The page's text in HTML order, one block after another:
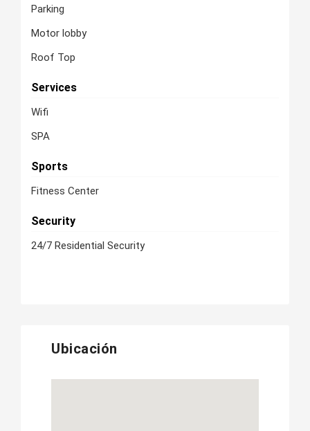
Parking
Motor lobby
Roof Top
Services
Wifi
SPA
Sports
Fitness Center
Security
24/7 Residential Security
Ubicación